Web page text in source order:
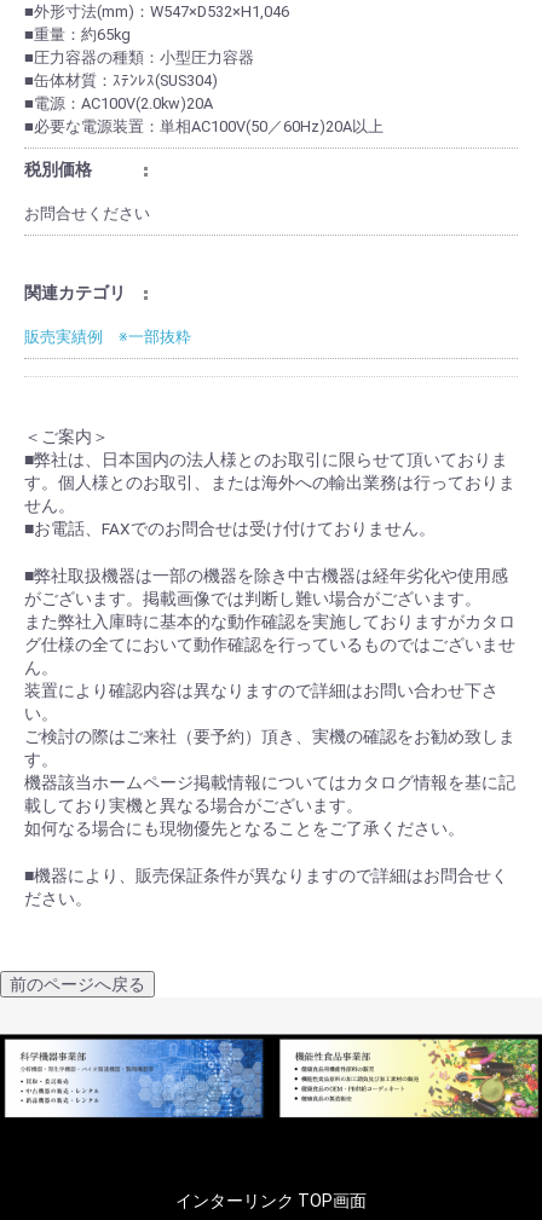
■外形寸法(mm)：W547×D532×H1,046
■重量：約65kg
■圧力容器の種類：小型圧力容器
■缶体材質：ｽﾃﾝﾚｽ(SUS304)
■電源：AC100V(2.0kw)20A
■必要な電源装置：単相AC100V(50／60Hz)20A以上
税別価格
お問合せください
関連カテゴリ
販売実績例 ※一部抜粋
＜ご案内＞
■弊社は、日本国内の法人様とのお取引に限らせて頂いておりま
す。個人様とのお取引、または海外への輸出業務は行っておりま
せん。
■お電話、FAXでのお問合せは受け付けておりません。
■弊社取扱機器は一部の機器を除き中古機器は経年劣化や使用感
がございます。掲載画像では判断し難い場合がございます。
また弊社入庫時に基本的な動作確認を実施しておりますがカタロ
グ仕様の全てにおいて動作確認を行っているものではございませ
ん。
装置により確認内容は異なりますので詳細はお問い合わせ下さ
い。
ご検討の際はご来社（要予約）頂き、実機の確認をお勧め致しま
す。
機器該当ホームページ掲載情報についてはカタログ情報を基に記
載しており実機と異なる場合がございます。
如何なる場合にも現物優先となることをご了承ください。
■機器により、販売保証条件が異なりますので詳細はお問合せく
ださい。
前のページへ戻る
インターリンク TOP画面